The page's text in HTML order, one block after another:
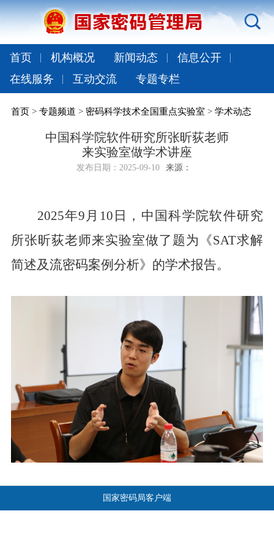
首页 机构概况 新闻动态
信息公开
在线服务
互动交流 专题专栏
首页> 专题频道 > 密码科学技术全国重点实验室 > 学术动态
中国科学院软件研究所张昕荻老师
来实验室做学术讲座
发布日期： 2025-09-10 来源：
2025年9 月 10 日，中国科学院软件研究
所张昕荻老师来实验室做了题为《SAT求解
简述及流密码案例分析》的学术报告。
国家密码局客户端